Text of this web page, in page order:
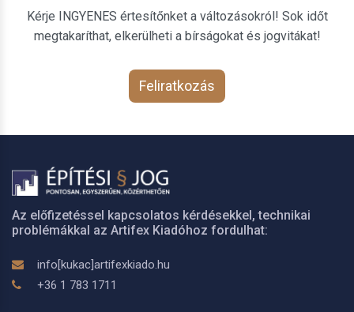
Kérje INGYENES értesítőnket a változásokról! Sok időt
megtakaríthat, elkerülheti a bírságokat és jogvitákat!
Feliratkozás
Az előfizetéssel kapcsolatos kérdésekkel, technikai
problémákkal az Artifex Kiadóhoz fordulhat:
info[kukac]artifexkiado.hu
+36 1 783 1711